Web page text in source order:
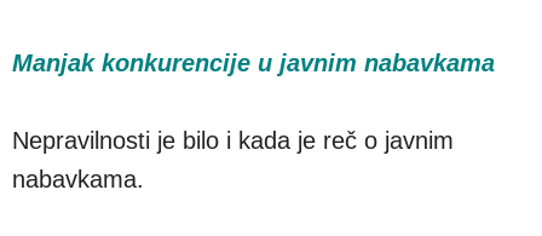
Manjak konkurencije u javnim nabavkama
Nepravilnosti je bilo i kada je reč o javnim
nabavkama.